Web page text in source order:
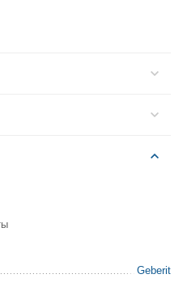
Geberit